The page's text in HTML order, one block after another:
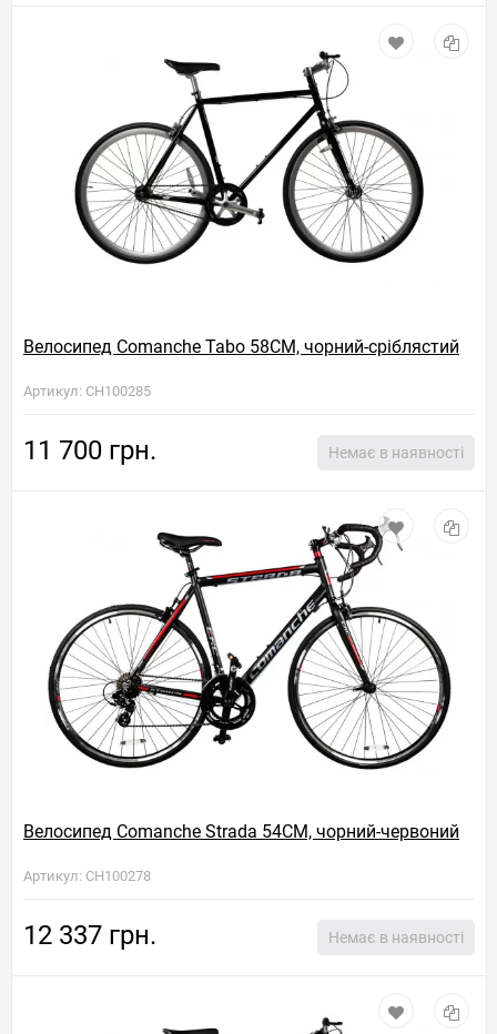
Велосипед Comanche Tabo 58CM, чорний-сріблястий
Артикул: CH100285
11 700 грн. Немає в наявності
Велосипед Comanche Strada 54CM, чорний-червоний
Артикул: CH100278
12 337 грн. Немає в наявності